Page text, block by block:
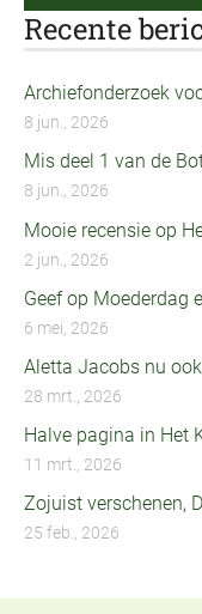
Recente
Archiefonderzoek
8 jun., 2026
Mis deel 1 van de
8 jun., 2026
Mooie recensie op
2 jun., 2026
Geef op Moederdag
6 mei, 2026
Aletta Jacobs nu
28 mrt., 2026
Halve pagina in Het
11 mrt., 2026
Zojuist verschenen,
25 feb., 2026